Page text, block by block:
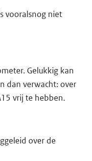
vooralsnog niet
Gelukkig kan
dan verwacht: over
vrij te hebben.
over de